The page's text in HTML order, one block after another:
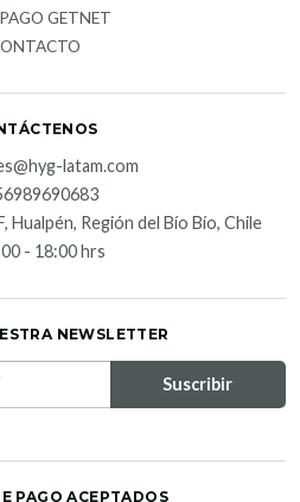
GETNET
latam.com
Hualpén, Región del Bío Bío, Chile
- 18:00 hrs
NEWSLETTER
PAGO ACEPTADOS